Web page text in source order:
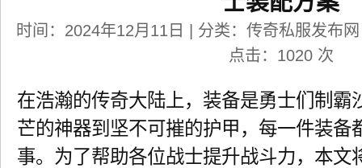
时间：2024年12月11日 | 分类：传奇私服发布
点击： 1020 次
在浩瀚的传奇大陆上，装备是勇士们制霸
芒的神器到坚不可摧的护甲，每一件装备
事。为了帮助各位战士提升战斗力，本文